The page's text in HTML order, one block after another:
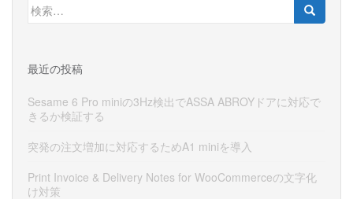
検
索:
最近の投稿
Sesame 6 Pro miniの3Hz検出でASSA ABROYドアに対応で
きるか検証する
突発の注文増加に対応するためA1 miniを導入
Print Invoice & Delivery Notes for WooCommerceの文字化
け対策